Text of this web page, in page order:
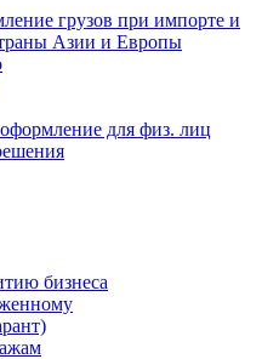
грузов при импорте и
Азии и Европы
для физ. лиц
бизнеса